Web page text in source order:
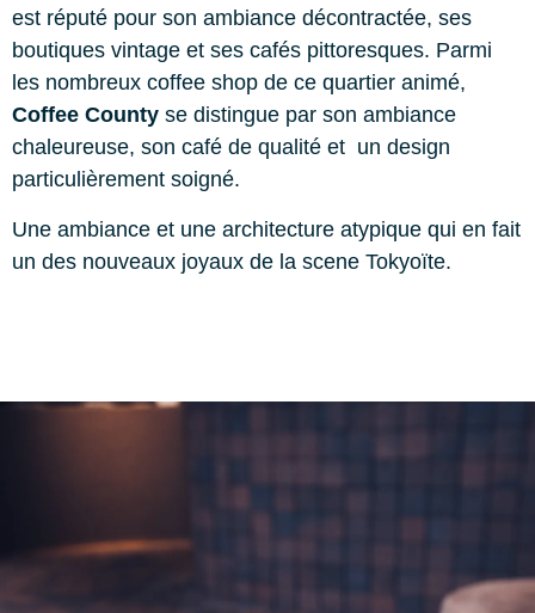
est réputé pour son ambiance décontractée, ses
boutiques vintage et ses cafés pittoresques. Parmi
les nombreux coffee shop de ce quartier animé,
Coffee County se distingue par son ambiance
chaleureuse, son café de qualité et un design
particulièrement soigné.
Une ambiance et une architecture atypique qui en fait
un des nouveaux joyaux de la scene Tokyoïte.